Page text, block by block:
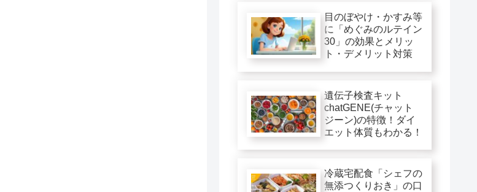
目のぼやけ・かすみ等
に「めぐみのルテイン
30」の効果とメリッ
ト・デメリット対策
遺伝子検査キット
chatGENE(チャット
ジーン)の特徴！ダイ
エット体質もわかる！
冷蔵宅配食「シェフの
無添つくりおき」の口